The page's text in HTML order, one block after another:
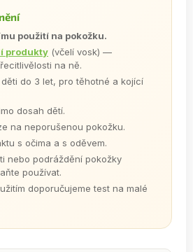
použití na pokožku.
produkty (včelí vosk) —
na ně.
do 3 let, pro těhotné a kojící
dosah dětí.
na neporušenou pokožku.
s očima a s oděvem.
nebo podráždění pokožky
používat.
doporučujeme test na malé